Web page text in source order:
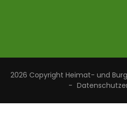
2026 Copyright Heimat- und
-